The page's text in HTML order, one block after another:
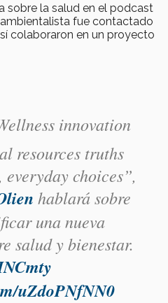
sobre la salud en el podcast
ambientalista fue contactado
colaboraron en un proyecto
innovation
resources truths
everyday choices”,
hablará sobre
una nueva
salud y bienestar.
uZdoPNfNN0